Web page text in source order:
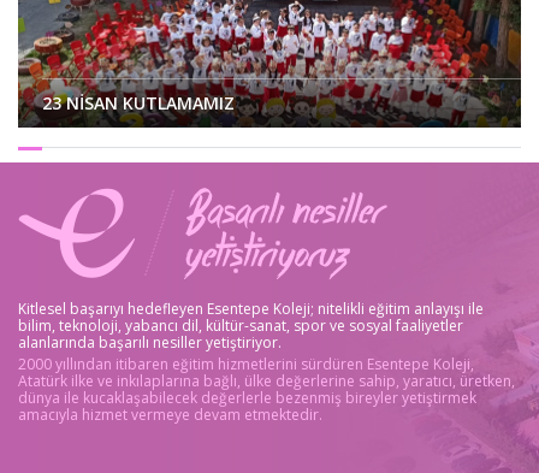
23 NİSAN KUTLAMAMIZ
KÜÇÜK MUCİTLER İŞ BAŞINDA BİLİ...
Kitlesel başarıyı hedefleyen Esentepe Koleji; nitelikli eğitim anlayışı ile
bilim, teknoloji, yabancı dil, kültür-sanat, spor ve sosyal faaliyetler
alanlarında başarılı nesiller yetiştiriyor.
2000 yıllından itibaren eğitim hizmetlerini sürdüren Esentepe Koleji,
Atatürk ilke ve inkılaplarına bağlı, ülke değerlerine sahip, yaratıcı, üretken,
dünya ile kucaklaşabilecek değerlerle bezenmiş bireyler yetiştirmek
amacıyla hizmet vermeye devam etmektedir.